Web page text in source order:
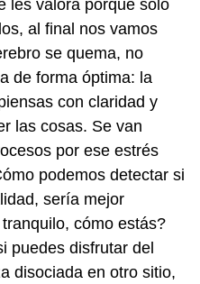
les valora porque solo
al final nos vamos
se quema, no
de forma óptima: la
con claridad y
las cosas. Se van
por ese estrés
podemos detectar si
sería mejor
cómo estás?
puedes disfrutar del
disociada en otro sitio,